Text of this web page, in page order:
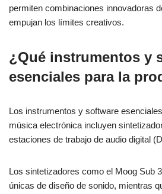
permiten combinaciones innovadoras
empujan los límites creativos.
¿Qué instrumentos y
esenciales para la
Los instrumentos y software
música electrónica incluyen
estaciones de trabajo de audio digital
Los sintetizadores como el Moog Sub
únicas de diseño de sonido, mientras